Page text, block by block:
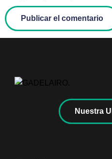
Nuestra